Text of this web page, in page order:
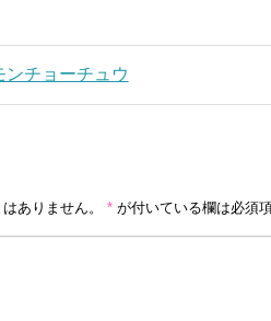
チョーチュウ
ありません。 * が付いている欄は必須